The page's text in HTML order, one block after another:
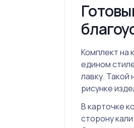
Ограда 19
Комплект на
едином
лавку. Такой
рисунке
В карточке
сторону